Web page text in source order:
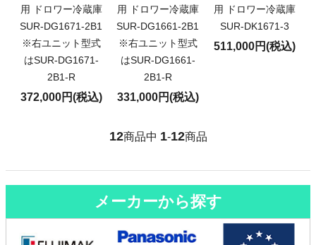
用 ドロワー冷蔵庫
SUR-DG1671-2B1
※右ユニット型式
はSUR-DG1671-
2B1-R
372,000円(税込)
用 ドロワー冷蔵庫
SUR-DG1661-2B1
※右ユニット型式
はSUR-DG1661-
2B1-R
331,000円(税込)
用 ドロワー冷蔵庫
SUR-DK1671-3
511,000円(税込)
12商品中 1-12商品
メーカーから探す